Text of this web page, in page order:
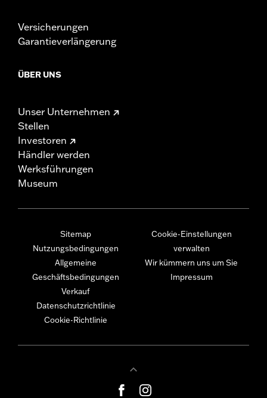
Versicherungen
Garantieverlängerung
ÜBER UNS
Unser Unternehmen
Stellen
Investoren
Händler werden
Werksführungen
Museum
Sitemap
Nutzungsbedingungen
Allgemeine
Geschäftsbedingungen
Verkauf
Datenschutzrichtlinie
Cookie-Richtlinie
Cookie-Einstellungen
verwalten
Wir kümmern uns um Sie
Impressum